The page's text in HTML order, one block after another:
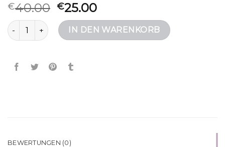
€40.00 €25.00
karl lagerfeld tasche MengeIN DEN WARENKORB
BEWERTUNGEN (0)